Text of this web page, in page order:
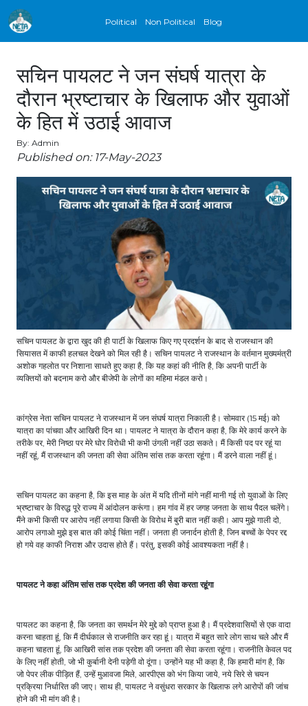
Political Non Political Blog
सचिन पायलट ने जन संघर्ष यात्रा के
दौरान भ्रष्टाचार के खिलाफ और युवाओं
के हित में उठाई आवाज
By: Admin
Published on: 17-May-2023
सचिन पायलट के द्वारा खुद की ही पार्टी के खिलाफ किए गए प्रदर्शन के बाद से राजस्थान की
सियासत में काफी हलचल देखने को मिल रही है। सचिन पायलट ने राजस्थान के वर्तमान मुख्यमंत्री
अशोक गहलोत पर निशाना साधते हुए कहा है, कि यह कहां की नीति है, कि अपनी पार्टी के
व्यक्तियों को बदनाम करो और बीजेपी के लोगों का महिमा मंडल करो।
कांग्रेस नेता सचिन पायलट ने राजस्थान में जन संघर्ष यात्रा निकाली है। सोमवार (15 मई) को
यात्रा का पांचवा और आखिरी दिन था। पायलट ने यात्रा के दौरान कहा है, कि मेरे कार्य करने के
तरीके पर, मेरी निष्ठा पर मेरे घोर विरोधी भी कभी उंगली नहीं उठा सकते। मैं किसी पद पर रहूं या
नहीं रहूं, मैं राजस्थान की जनता की सेवा अंतिम सांस तक करता रहूंगा। मैं डरने वाला नहीं हूं।
सचिन पायलट का कहना है, कि इस माह के अंत में यदि तीनों मांगे नहीं मानी गई तो युवाओं के लिए
भ्रष्टाचार के विरुद्ध पूरे राज्य में आंदोलन करूंगा। हम गांव में हर जगह जनता के साथ पैदल चलेंगे।
मैंने कभी किसी पर आरोप नहीं लगाया किसी के विरोध में बुरी बात नहीं कही। आप मुझे गाली दो,
आरोप लगाओ मुझे इस बात की कोई चिंता नहीं। जनता ही जनार्दन होती है, जिन बच्चों के पेपर रद्द
हो गये वह काफी निराश और उदास होते हैं। परंतु, इसकी कोई आवश्यकता नहीं है।
पायलट ने कहा अंतिम सांस तक प्रदेश की जनता की सेवा करता रहूंगा
पायलट का कहना है, कि जनता का समर्थन मेरे मुद्दे को प्राप्त हुआ है। मैं प्रदेशवासियों से एक वादा
करना चाहता हूं, कि मैं दीर्घकाल से राजनीति कर रहा हूं। यात्रा में बहुत सारे लोग साथ चले और मैं
कहना चाहता हूं, कि आखिरी सांस तक प्रदेश की जनता की सेवा करता रहूंगा। राजनीति केवल पद
के लिए नहीं होती, जो भी कुर्बानी देनी पड़ेगी वो दूंगा। उन्होंने यह भी कहा है, कि हमारी मांग है, कि
जो पेपर लीक पीड़ित हैं, उन्हें मुआवजा मिले, आरपीएस को भंग किया जाये, नये सिरे से चयन
प्रक्रिया निर्धारित की जाए। साथ ही, पायलट ने वसुंधरा सरकार के खिलाफ लगे आरोपों की जांच
होने की भी मांग की है।